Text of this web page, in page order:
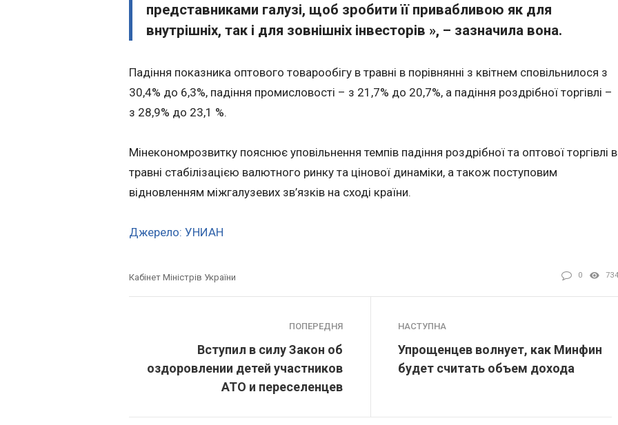
представниками галузі, щоб зробити її привабливою як для
внутрішніх, так і для зовнішніх інвесторів », – зазначила вона.
Падіння показника оптового товарообігу в травні в порівнянні з квітнем сповільнилося з
30,4% до 6,3%, падіння промисловості – з 21,7% до 20,7%, а падіння роздрібної торгівлі –
з 28,9% до 23,1 %.
Мінекономрозвитку пояснює уповільнення темпів падіння роздрібної та оптової торгівлі в
травні стабілізацією валютного ринку та цінової динаміки, а також поступовим
відновленням міжгалузевих зв’язків на сході країни.
Джерело: УНИАН
Кабінет Міністрів України 0 734
ПОПЕРЕДНЯ
Вступил в силу Закон об
оздоровлении детей участников
АТО и переселенцев
НАСТУПНА
Упрощенцев волнует, как Минфин
будет считать объем дохода